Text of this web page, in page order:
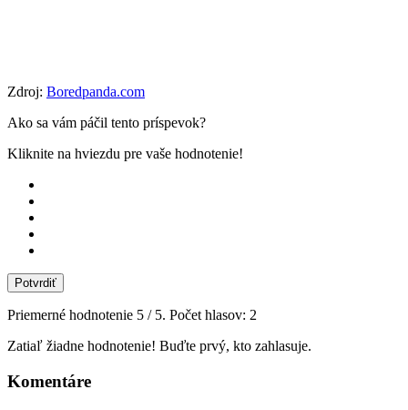
Zdroj: Boredpanda.com
Ako sa vám páčil tento príspevok?
Kliknite na hviezdu pre vaše hodnotenie!
Potvrdiť
Priemerné hodnotenie 5 / 5. Počet hlasov: 2
Zatiaľ žiadne hodnotenie! Buďte prvý, kto zahlasuje.
Komentáre